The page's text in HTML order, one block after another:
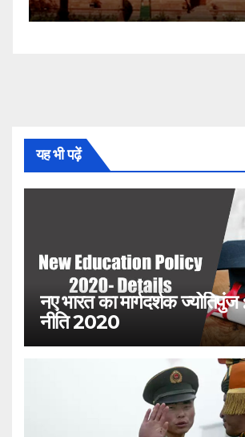
यह भी पढ़ें
नए भारत का मार्गदर्शक ज्योतिपुंज
नीति 2020